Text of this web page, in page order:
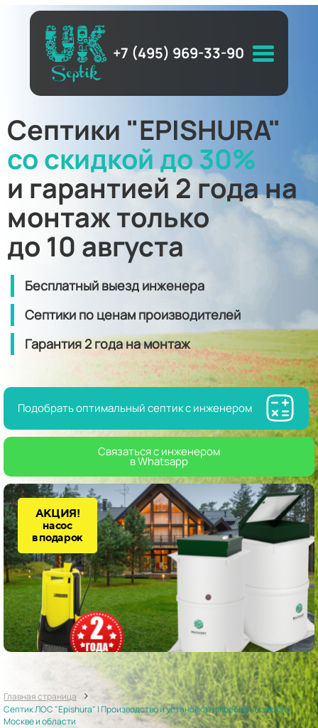
+7 (495) 969-33-90
Септики "EPISHURA"
со скидкой до 30%
и гарантией 2 года на
монтаж только
до 10 августа
Бесплатный выезд инженера
Септики по ценам производителей
Гарантия2 годана монтаж
Подобрать оптимальный септик с инженером
Связаться с инженером
в Whatsapp
АКЦИЯ!
насос
в подарок
Главная страница >
Септик ЛОС "Epishura" | Производство и установка погребов на заказ в
Москве и области